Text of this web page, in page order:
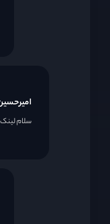
قسمت 30
سلام لینک